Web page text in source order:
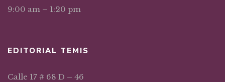
9:00 am – 1:20 pm
EDITORIAL TEMIS
Calle 17 # 68 D – 46